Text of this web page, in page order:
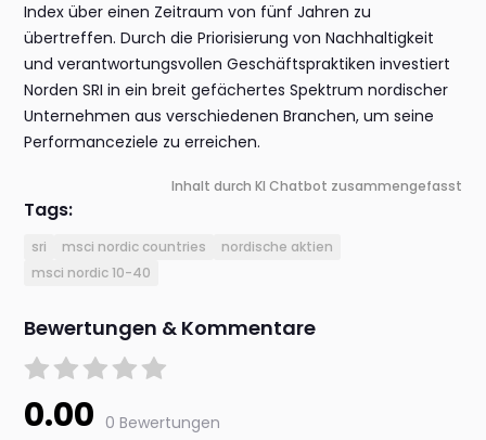
Index über einen Zeitraum von fünf Jahren zu
übertreffen. Durch die Priorisierung von Nachhaltigkeit
und verantwortungsvollen Geschäftspraktiken investiert
Norden SRI in ein breit gefächertes Spektrum nordischer
Unternehmen aus verschiedenen Branchen, um seine
Performanceziele zu erreichen.
Inhalt durch KI Chatbot zusammengefasst
Tags:
sri msci nordic countries
nordische aktien
msci nordic 10-40
Bewertungen & Kommentare
0.00 0 Bewertungen